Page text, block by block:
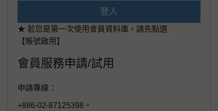
登入
★ 若您是第一次使用會員資料庫，請先點選
【帳號啟用】
會員服務申請/試用
申請專線：
+886-02-87125398。